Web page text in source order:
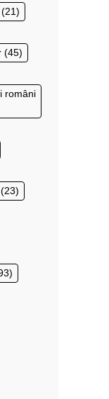
(21)
(45)
români
(23)